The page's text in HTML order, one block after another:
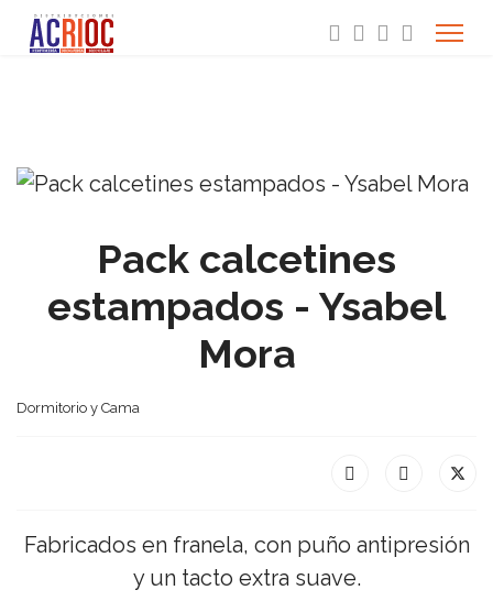
Pack calcetines
estampados - Ysabel
Mora
Dormitorio y Cama
Fabricados en franela, con puño antipresión
y un tacto extra suave.